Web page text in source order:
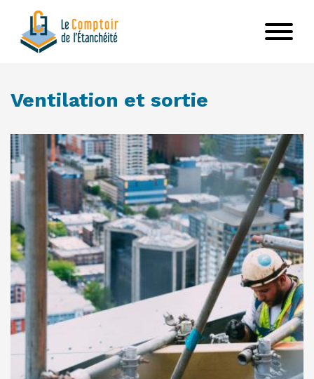
contenu
principal
Ventilation et sortie